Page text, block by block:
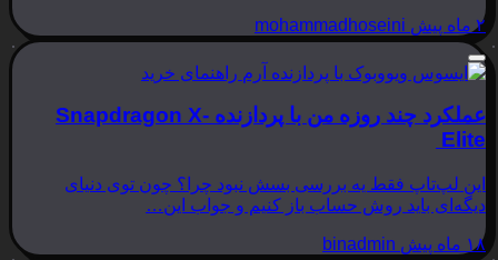
۲ ماه پیش mohammadhoseini
راهنمای خرید
عملکرد چند روزه من با پردازنده Snapdragon X-
Elite
این لپ‌تاپ فقط یه بررسی بسش نبود چرا؟ چون توی دنیای
دیگه‌ای باید روش حساب باز کنیم و جواب این…
۱۸ ماه پیش binadmin